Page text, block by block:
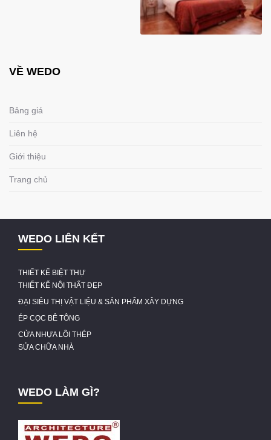
VỀ WEDO
Bảng giá
Liên hệ
Giới thiệu
Trang chủ
WEDO LIÊN KẾT
THIẾT KẾ BIỆT THỰ
THIẾT KẾ NỘI THẤT ĐẸP
ĐẠI SIÊU THỊ VẬT LIỆU & SẢN PHẨM XÂY DỰNG
ÉP CỌC BÊ TÔNG
CỬA NHỰA LÕI THÉP
SỬA CHỮA NHÀ
WEDO LÀM GÌ?